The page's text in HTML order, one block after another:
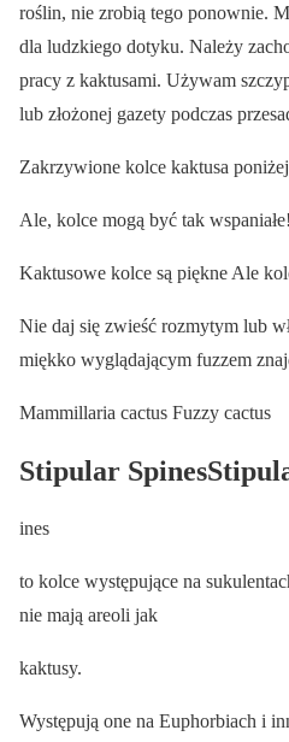
roślin, nie zrobią tego ponownie.
dla ludzkiego dotyku. Należy
pracy z kaktusami. Używam
lub złożonej gazety podczas
Zakrzywione kolce kaktusa
Ale, kolce mogą być tak
Kaktusowe kolce są piękne Ale
Nie daj się zwieść rozmytym lub
miękko wyglądającym fuzzem
Mammillaria cactus Fuzzy cactus
Stipular
ines
to kolce występujące na
nie mają areoli jak
kaktusy.
Występują one na Euphorbiach i